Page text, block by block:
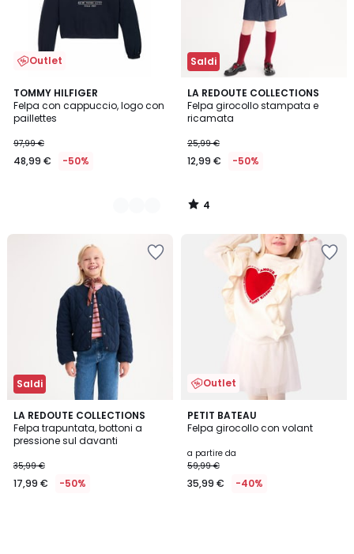
Outlet
TOMMY HILFIGER
Felpa con cappuccio, logo con
paillettes
97,99 €
48,99 € -50%
2
Colori
Saldi
LA REDOUTE COLLECTIONS
Felpa girocollo stampata e
ricamata
25,99 €
12,99 € -50%
4
/
5
4
/
Saldi
LA REDOUTE COLLECTIONS
Felpa trapuntata, bottoni a
pressione sul davanti
35,99 €
17,99 € -50%
Outlet
PETIT BATEAU
Felpa girocollo con volant
a partire da
59,99 €
35,99 € -40%